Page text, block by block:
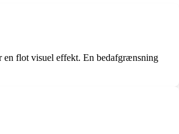
en flot visuel effekt. En bedafgrænsning